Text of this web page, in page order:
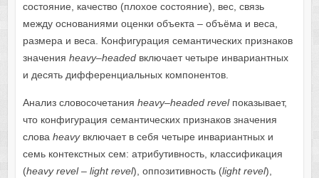
состояние, качество (плохое состояние), вес, связь
между основаниями оценки объекта – объёма и веса,
размера и веса. Конфигурация семантических признаков
значения heavy–headedвключает четыре инвариантных
и десять дифференциальных компонентов.
Анализ словосочетания heavy–headed revelпоказывает,
что конфигурация семантических признаков значения
слова heavyвключает в себя четыре инвариантных и
семь контекстных сем: атрибутивность, классификация
(heavy revel– light revel), оппозитивность (light revel),